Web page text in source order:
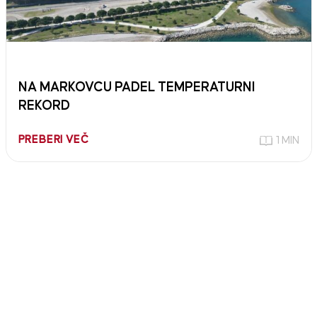
NA MARKOVCU PADEL TEMPERATURNI
REKORD
PREBERI VEČ 1 MIN